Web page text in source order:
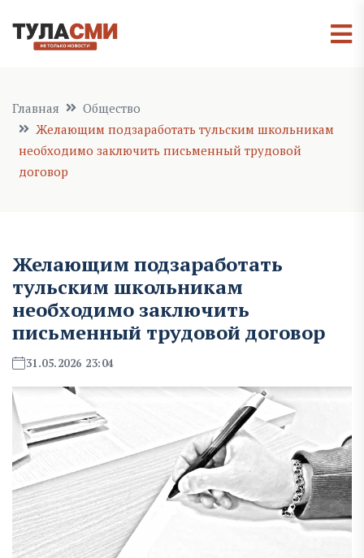
Главная
Общество
Желающим подзаработать тульским школьникам
необходимо заключить письменный трудовой
договор
Желающим подзаработать
тульским школьникам
необходимо заключить
письменный трудовой договор
31.05.2026 23:04